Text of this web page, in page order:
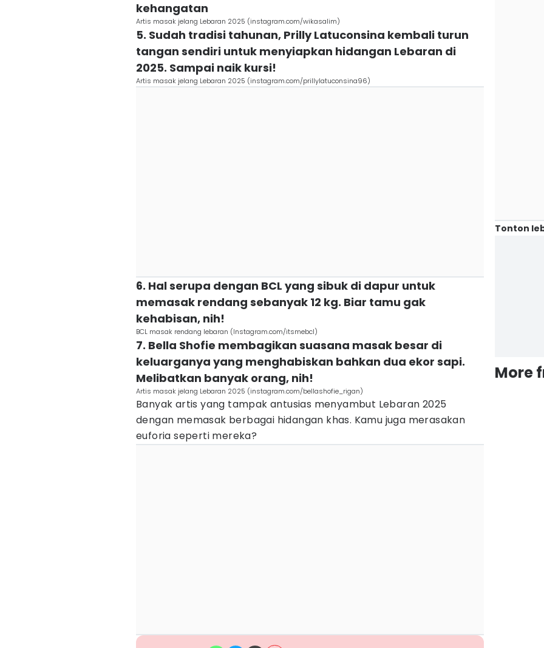
kehangatan
Artis masak jelang Lebaran 2025 (instagram.com/wikasalim)
5. Sudah tradisi tahunan, Prilly Latuconsina kembali turun
tangan sendiri untuk menyiapkan hidangan Lebaran di
2025. Sampai naik kursi!
Artis masak jelang Lebaran 2025 (instagram.com/prillylatuconsina96)
6. Hal serupa dengan BCL yang sibuk di dapur untuk
memasak rendang sebanyak 12 kg. Biar tamu gak
kehabisan, nih!
BCL masak rendang lebaran (Instagram.com/itsmebcl)
7. Bella Shofie membagikan suasana masak besar di
keluarganya yang menghabiskan bahkan dua ekor sapi.
Melibatkan banyak orang, nih!
Artis masak jelang Lebaran 2025 (instagram.com/bellashofie_rigan)
Banyak artis yang tampak antusias menyambut Lebaran 2025
dengan memasak berbagai hidangan khas. Kamu juga merasakan
euforia seperti mereka?
Tonton
More